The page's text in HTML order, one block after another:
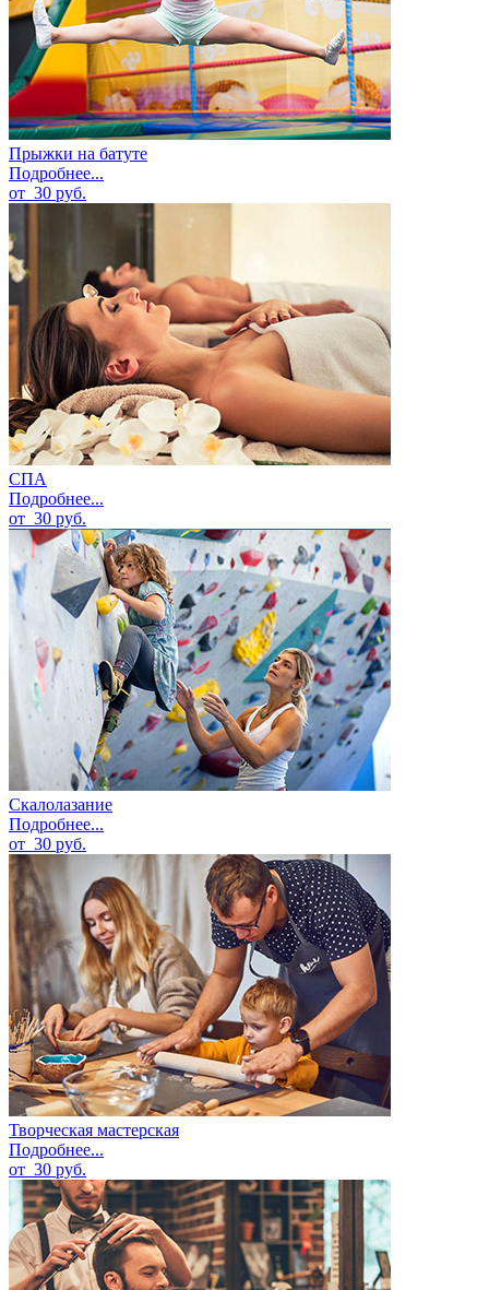
Прыжки на батуте
Подробнее...
от 30 руб.
СПА
Подробнее...
от 30 руб.
Скалолазание
Подробнее...
от 30 руб.
Творческая мастерская
Подробнее...
от 30 руб.